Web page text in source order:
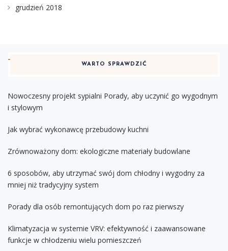
grudzień 2018
WARTO SPRAWDZIĆ
Nowoczesny projekt sypialni Porady, aby uczynić go wygodnym
i stylowym
Jak wybrać wykonawcę przebudowy kuchni
Zrównoważony dom: ekologiczne materiały budowlane
6 sposobów, aby utrzymać swój dom chłodny i wygodny za
mniej niż tradycyjny system
Porady dla osób remontujących dom po raz pierwszy
Klimatyzacja w systemie VRV: efektywność i zaawansowane
funkcje w chłodzeniu wielu pomieszczeń